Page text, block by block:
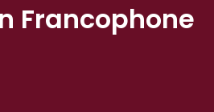
Francophone